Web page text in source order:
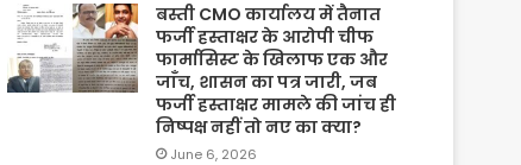
बस्ती CMO कार्यालय में तैनात
फर्जी हस्ताक्षर के आरोपी चीफ
फार्मासिस्ट के खिलाफ एक और
जाँच, शासन का पत्र जारी, जब
फर्जी हस्ताक्षर मामले की जांच ही
निष्पक्ष नहीं तो नए का क्या?
June 6, 2026